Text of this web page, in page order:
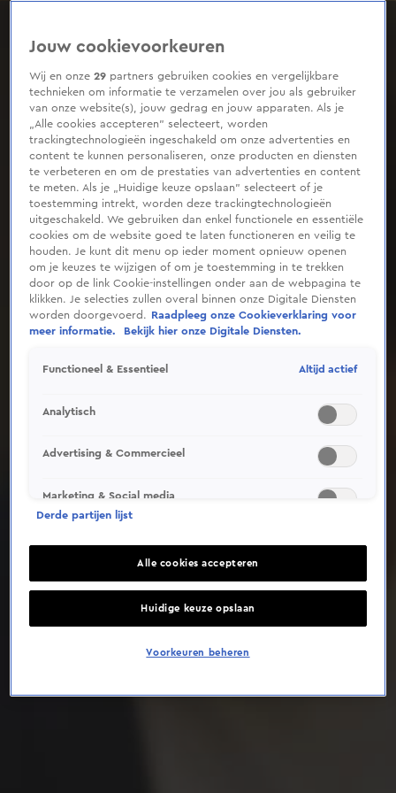
Deze video is niet beschikbaar op je huidige locatie
Jouw cookievoorkeuren
Wij en onze29 partners gebruiken cookies en vergelijkbare
technieken om informatie te verzamelen over jou als gebruiker
van onze website(s), jouw gedrag en jouw apparaten. Als je
„Alle cookies accepteren” selecteert, worden
trackingtechnologieën ingeschakeld om onze advertenties en
content te kunnen personaliseren, onze producten en diensten
te verbeteren en om de prestaties van advertenties en content
te meten. Als je „Huidige keuze opslaan” selecteert of je
toestemming intrekt, worden deze trackingtechnologieën
uitgeschakeld. We gebruiken dan enkel functionele en essentiële
cookies om de website goed te laten functioneren en veilig te
houden. Je kunt dit menu op ieder moment opnieuw openen
om je keuzes te wijzigen of om je toestemming in te trekken
door op de link Cookie-instellingen onder aan de webpagina te
klikken. Je selecties zullen overal binnen onze Digitale Diensten
worden doorgevoerd.
Raadpleeg onze Cookieverklaring voor
meer informatie.
Bekijk hier onze Digitale Diensten.
Functioneel & Essentieel Altijd actief
Analytisch
Advertising & Commercieel
Marketing & Social media
Derde partijen lijst
Alle cookies accepteren
Huidige keuze opslaan
Voorkeuren beheren